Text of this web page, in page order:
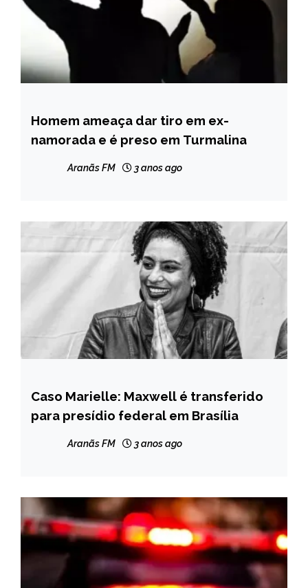
CAPELINHA
MINAS
Homem ameaça dar tiro em ex-
namorada e é preso em Turmalina
Aranãs FM 3 anos ago
BRASIL
NOTÍCIAS
Caso Marielle: Maxwell é transferido
para presídio federal em Brasília
Aranãs FM 3 anos ago